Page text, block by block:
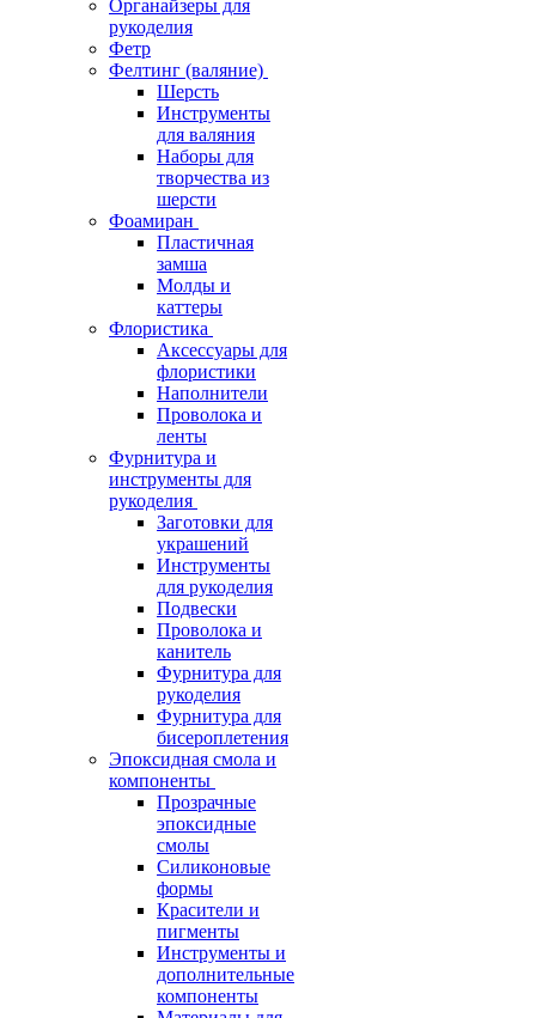
Органайзеры для
рукоделия
Фетр
Фелтинг (валяние)
Шерсть
Инструменты
для валяния
Наборы для
творчества из
шерсти
Фоамиран
Пластичная
замша
Молды и
каттеры
Флористика
Аксессуары для
флористики
Наполнители
Проволока и
ленты
Фурнитура и
инструменты для
рукоделия
Заготовки для
украшений
Инструменты
для рукоделия
Подвески
Проволока и
канитель
Фурнитура для
рукоделия
Фурнитура для
бисероплетения
Эпоксидная смола и
компоненты
Прозрачные
эпоксидные
смолы
Силиконовые
формы
Красители и
пигменты
Инструменты и
дополнительные
компоненты